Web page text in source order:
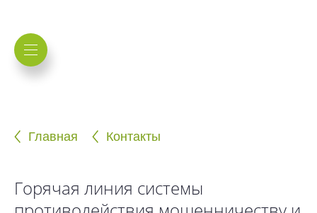
Главная Контакты
Горячая линия системы